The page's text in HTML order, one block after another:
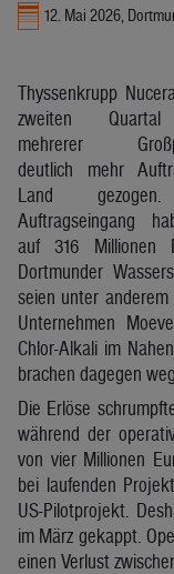
12. Mai 2026,
Thyssenkrupp
zweiten
mehrerer
deutlich mehr
Land
Auftragseingang
auf 316 Millionen
Dortmunder
seien unter
Unternehmen
Chlor-Alkali im
brachen dagegen
Die Erlöse
während der
von vier Millionen
bei laufenden
US-Pilotprojekt.
im März gekappt.
einen Verlust